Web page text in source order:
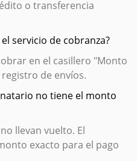
o transferencia
servicio de cobranza?
en el casillero "Monto
de envíos.
no tiene el monto
llevan vuelto. El
exacto para el pago